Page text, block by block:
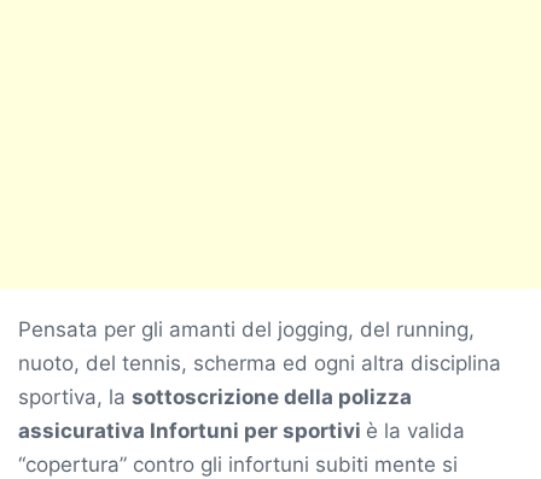
Pensata per gli amanti del jogging, del running,
nuoto, del tennis, scherma ed ogni altra disciplina
sportiva, la sottoscrizione della polizza
assicurativa Infortuni per sportivi è la valida
“copertura” contro gli infortuni subiti mente si